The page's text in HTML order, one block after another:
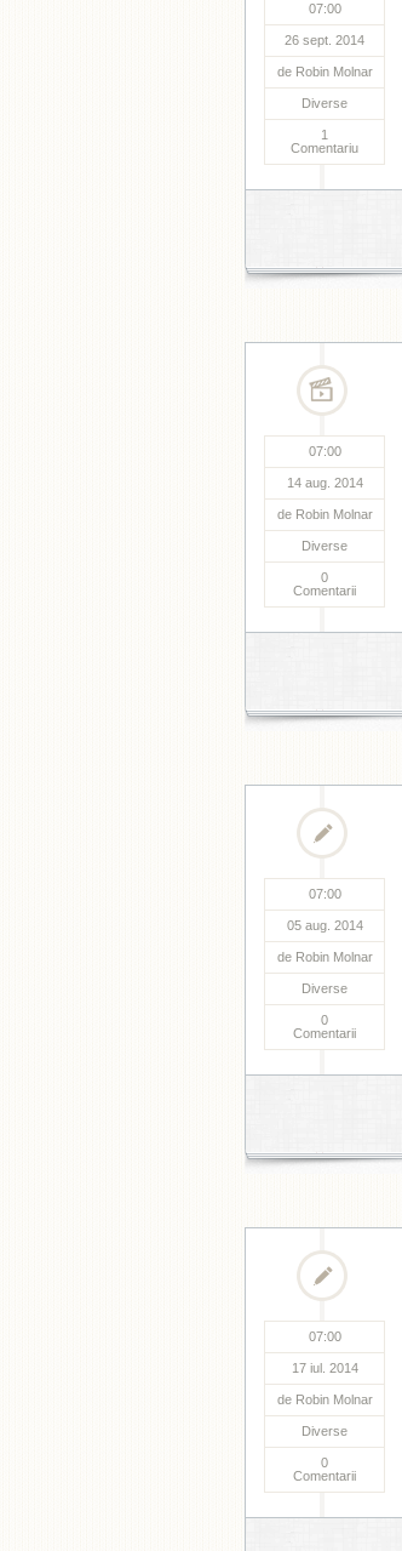
07:00
26 sept. 2014
de Robin Molnar
Diverse
1
Comentariu
07:00
14 aug. 2014
de Robin Molnar
Diverse
0
Comentarii
07:00
05 aug. 2014
de Robin Molnar
Diverse
0
Comentarii
07:00
17 iul. 2014
de Robin Molnar
Diverse
0
Comentarii